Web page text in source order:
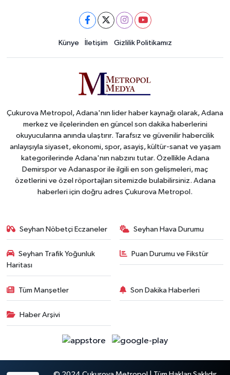
Künye İletişim Gizlilik Politikamız
Çukurova Metropol, Adana'nın lider haber kaynağı olarak, Adana
merkez ve ilçelerinden en güncel son dakika haberlerini
okuyucularına anında ulaştırır. Tarafsız ve güvenilir habercilik
anlayışıyla siyaset, ekonomi, spor, asayiş, kültür-sanat ve yaşam
kategorilerinde Adana'nın nabzını tutar. Özellikle Adana
Demirspor ve Adanaspor ile ilgili en son gelişmeleri, maç
özetlerini ve özel röportajları sitemizde bulabilirsiniz. Adana
haberleri için doğru adres Çukurova Metropol.
Seyhan Nöbetçi Eczaneler Seyhan Hava Durumu
Seyhan Trafik Yoğunluk
Haritası
Puan Durumu ve Fikstür
Tüm Manşetler Son Dakika Haberleri
Haber Arşivi